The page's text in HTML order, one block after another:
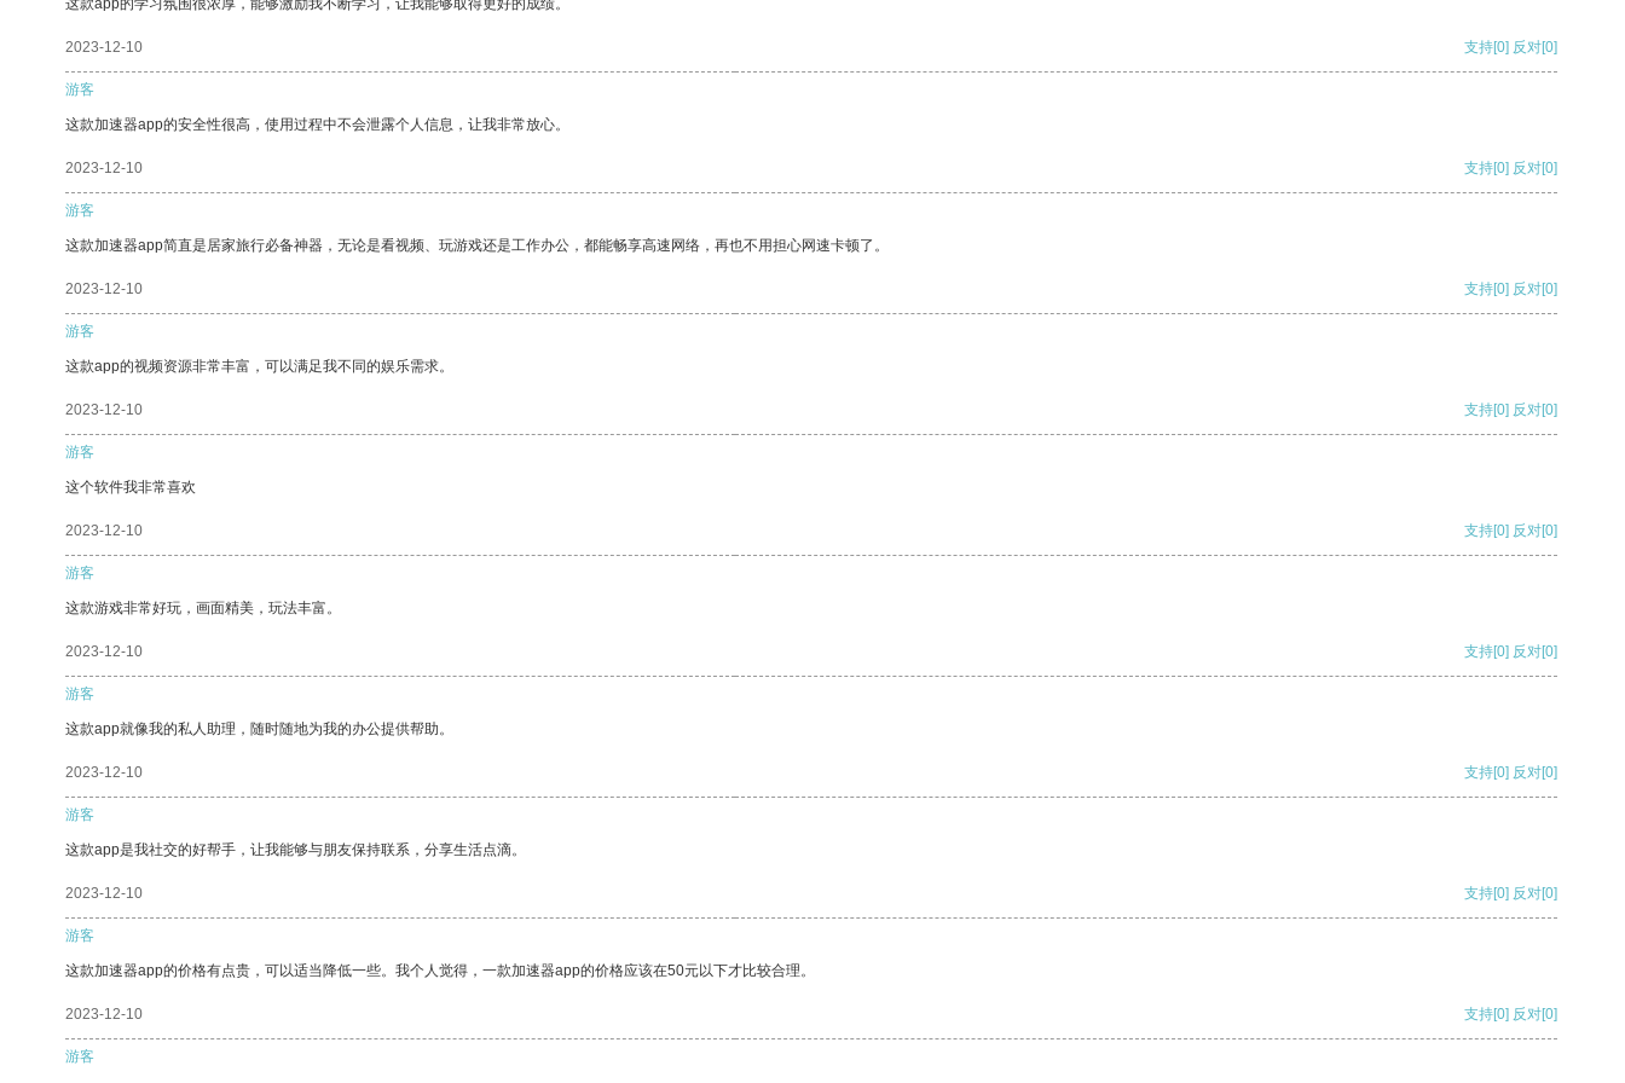
这款app的学习氛围很浓厚，能够激励我不断学习，让我能够取得更好的成绩。
2023-12-10 支持[0] 反对[0]
游客
这款加速器app的安全性很高，使用过程中不会泄露个人信息，让我非常放心。
2023-12-10 支持[0] 反对[0]
游客
这款加速器app简直是居家旅行必备神器，无论是看视频、玩游戏还是工作办公，都能畅享高速网络，再也不用担心网速卡顿了。
2023-12-10 支持[0] 反对[0]
游客
这款app的视频资源非常丰富，可以满足我不同的娱乐需求。
2023-12-10 支持[0] 反对[0]
游客
这个软件我非常喜欢
2023-12-10 支持[0] 反对[0]
游客
这款游戏非常好玩，画面精美，玩法丰富。
2023-12-10 支持[0] 反对[0]
游客
这款app就像我的私人助理，随时随地为我的办公提供帮助。
2023-12-10 支持[0] 反对[0]
游客
这款app是我社交的好帮手，让我能够与朋友保持联系，分享生活点滴。
2023-12-10 支持[0] 反对[0]
游客
这款加速器app的价格有点贵，可以适当降低一些。我个人觉得，一款加速器app的价格应该在50元以下才比较合理。
2023-12-10 支持[0] 反对[0]
游客